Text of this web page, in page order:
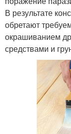
В результате
обретают
окрашиванием
средствами и